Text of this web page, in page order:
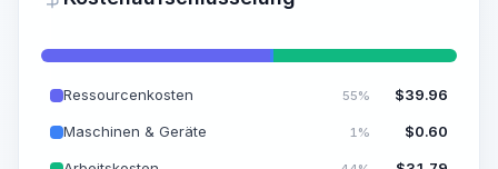
Ressourcenkosten 55% $39.96
Maschinen & Geräte 1% $0.60